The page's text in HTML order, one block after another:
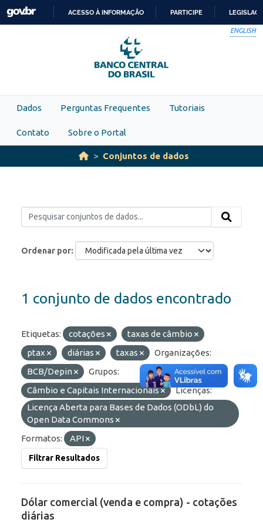
Skip to main content
PARA
O
CONTEÚDO
ACESSO À INFORMAÇÃO PARTICIPE
ENGLISH
Dados Perguntas Frequentes Tutoriais
Contato Sobre o Portal
Conjuntos de dados
Ordenar por
1 conjunto de dados encontrado
Etiquetas: cotações
taxas de câmbio
ptax
diárias taxas
Organizações:
BCB/Depin
Grupos:
Câmbio e Capitais Internacionais
Licenças:
Licença Aberta para Bases de Dados (ODbL) do
Open Data Commons
Formatos:
API
Filtrar Resultados
Dólar comercial (venda e compra) - cotações
diárias